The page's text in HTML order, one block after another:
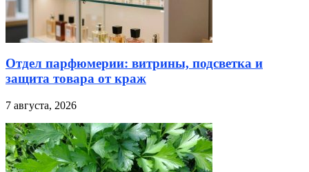
Отдел парфюмерии: витрины, подсветка и
защита товара от краж
7 августа, 2026